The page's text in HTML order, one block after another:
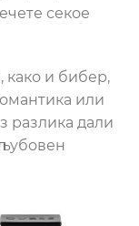
секое
како и бибер,
или
разлика дали